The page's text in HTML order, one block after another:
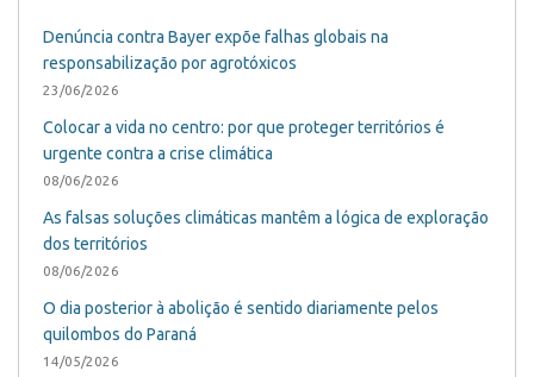
Denúncia contra Bayer expõe falhas globais na
responsabilização por agrotóxicos
23/06/2026
Colocar a vida no centro: por que proteger territórios é
urgente contra a crise climática
08/06/2026
As falsas soluções climáticas mantêm a lógica de exploração
dos territórios
08/06/2026
O dia posterior à abolição é sentido diariamente pelos
quilombos do Paraná
14/05/2026